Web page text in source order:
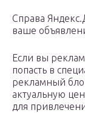
Справа
ваше
Если вы
попасть в
рекламный
актуальную
для